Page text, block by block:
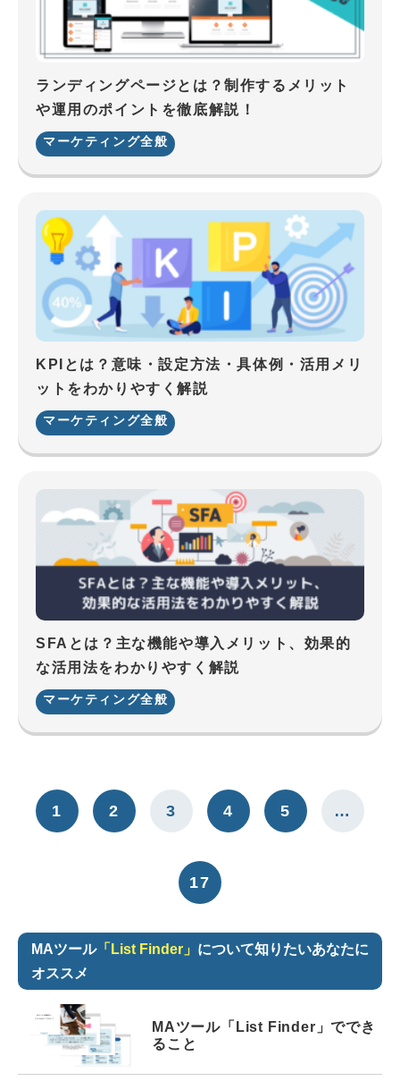
ランディングページとは？制作するメリット
や運用のポイントを徹底解説！
マーケティング全般
KPIとは？意味・設定方法・具体例・活用メリ
ットをわかりやすく解説
マーケティング全般
SFAとは？主な機能や導入メリット、効果的
な活用法をわかりやすく解説
マーケティング全般
1 2 3 4 5 …
17
MAツール「List Finder」 について知りたいあなたに
オススメ
MAツール「List Finder」ででき
ること